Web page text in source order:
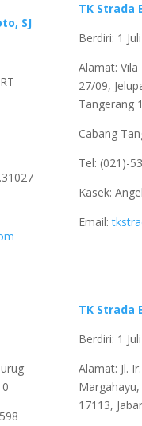
SJ
TK Strada
Berdiri: 1
Alamat:
27/09,
Tangerang
Cabang
Tel: (021)-
Kasek:
Email:
TK Strada
Berdiri: 1
Alamat: Jl.
17113, Jabar